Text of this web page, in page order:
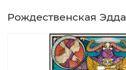
Рождественская Эдда